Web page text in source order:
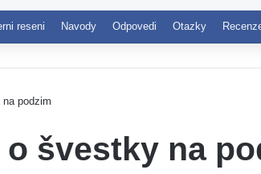
reseni Navody Odpovedi Otazky
podzim
o švestky na